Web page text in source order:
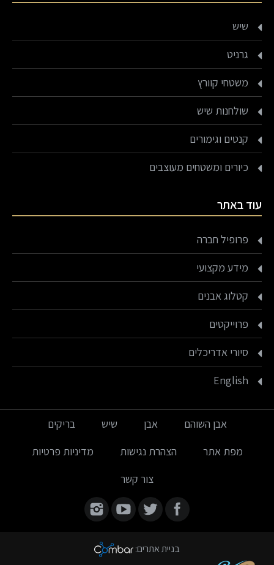
שיש
גרניט
משטחי קוורץ
שולחנות שיש
קנטים וגימורים
כיורים ומשטחים מעוצבים
עוד באתר
פרופיל חברה
מידע מקצועי
קטלוג אבנים
פרוייקטים
סיורי אדריכלים
English
אבן השוהם אבן שיש
בריקים
מפת אתר
הצהרת נגישות
מדיניות פרטיות
צור קשר
בניית אתרים: